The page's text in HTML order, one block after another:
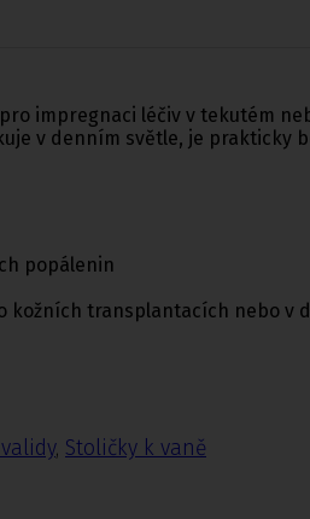
, Stoličky k vaně
impregnaci léčiv v tekutém
v denním světle, je prakticky
popálenin
kožních transplantacích nebo v